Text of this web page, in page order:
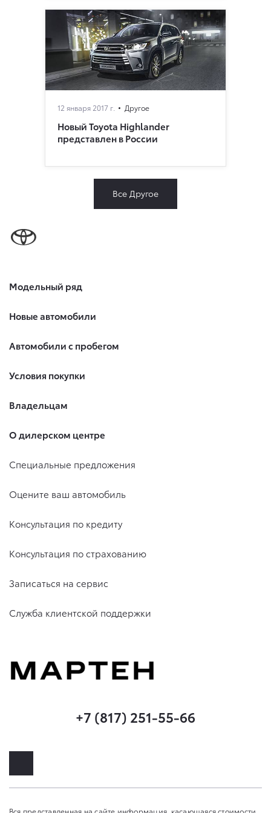
12 января 2017 г. Другое
Новый Toyota Highlander
представлен в России
Все Другое
Модельный ряд
Новые автомобили
Автомобили с пробегом
Условия покупки
Владельцам
О дилерском центре
Специальные предложения
Оцените ваш автомобиль
Консультация по кредиту
Консультация по страхованию
Записаться на сервис
Служба клиентской поддержки
+7 (817) 251-55-66
Вся представленная на сайте информация, касающаяся стоимости